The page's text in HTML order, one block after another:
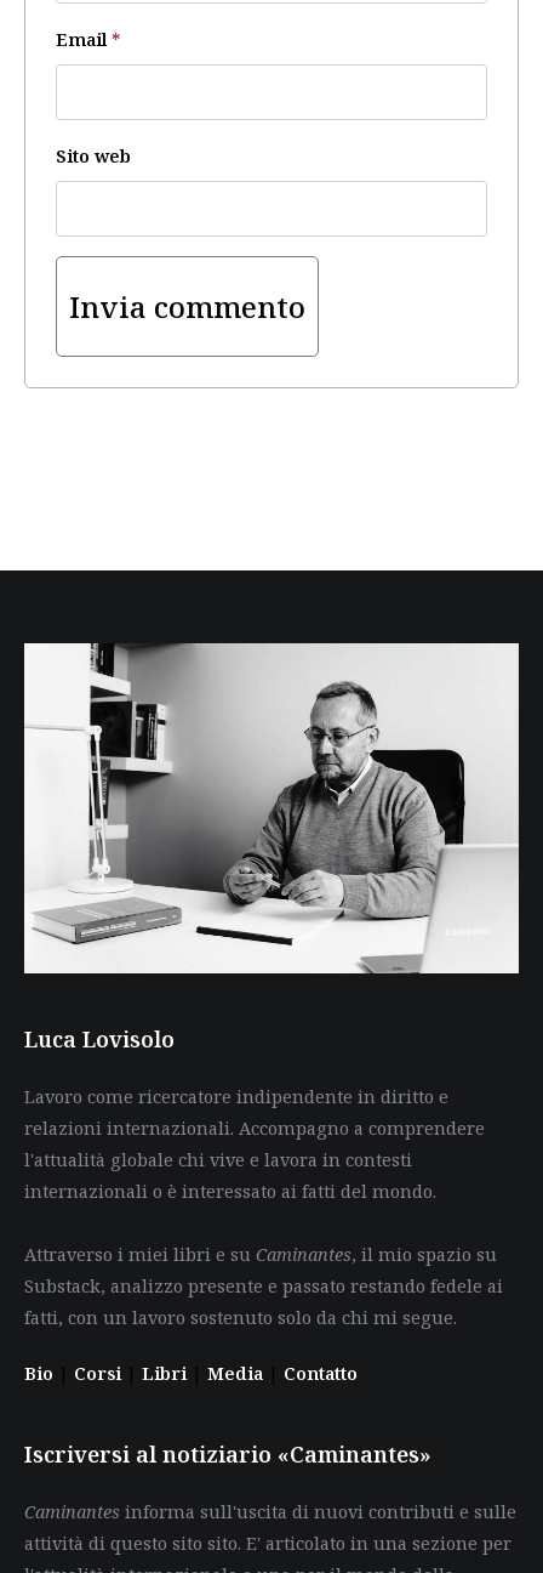
Email *
Sito web
Luca Lovisolo
Lavoro come ricercatore indipendente in diritto e
relazioni internazionali. Accompagno a comprendere
l'attualità globale chi vive e lavora in contesti
internazionali o è interessato ai fatti del mondo.
Attraverso i miei libri e su Caminantes, il mio spazio su
Substack, analizzo presente e passato restando fedele ai
fatti, con un lavoro sostenuto solo da chi mi segue.
Bio | Corsi | Libri | Media | Contatto
Iscriversi al notiziario «Caminantes»
Caminantes informa sull'uscita di nuovi contributi e sulle
attività di questo sito sito. E' articolato in una sezione per